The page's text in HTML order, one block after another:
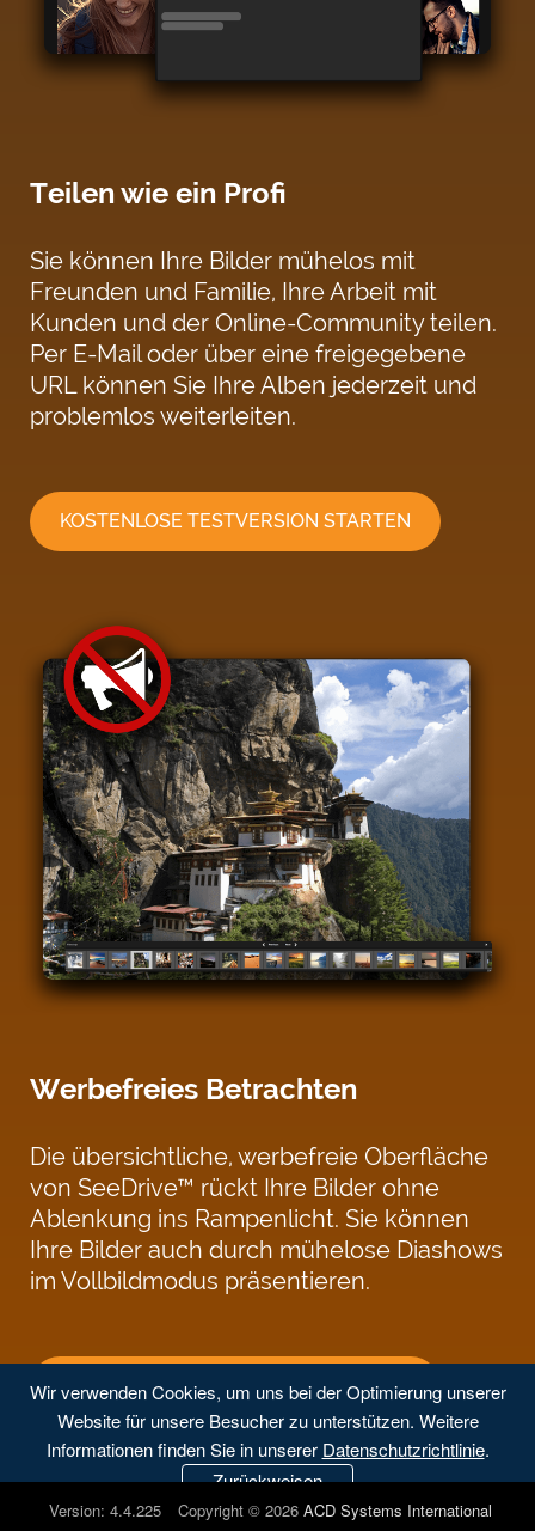
Teilen wie ein Profi
Sie können Ihre Bilder mühelos mit
Freunden und Familie, Ihre Arbeit mit
Kunden und der Online-Community teilen.
Per E-Mail oder über eine freigegebene
URL können Sie Ihre Alben jederzeit und
problemlos weiterleiten.
KOSTENLOSE TESTVERSION STARTEN
Werbefreies Betrachten
Die übersichtliche, werbefreie Oberfläche
von SeeDrive™ rückt Ihre Bilder ohne
Ablenkung ins Rampenlicht. Sie können
Ihre Bilder auch durch mühelose Diashows
im Vollbildmodus präsentieren.
KOSTENLOSE TESTVERSION STARTEN
Version: 4.4.225 Copyright © 2026 ACD Systems International
Wir verwenden Cookies, um uns bei der Optimierung unserer
Website für unsere Besucher zu unterstützen. Weitere
Informationen finden Sie in unserer Datenschutzrichtlinie.
Zurückweisen